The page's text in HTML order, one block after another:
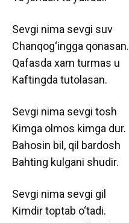
Sevgi nima sevgi suv
Chanqog‘ingga qonasan.
Qafasda xam turmas u
Kaftingda tutolasan.
Sevgi nima sevgi tosh
Kimga olmos kimga dur.
Bahosin bil, qil bardosh
Bahting kulgani shudir.
Sevgi nima sevgi gil
Kimdir toptab o‘tadi.